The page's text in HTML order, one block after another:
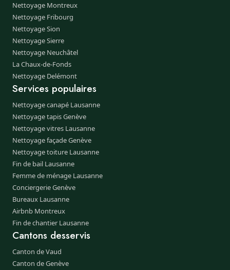
Nettoyage Montreux
Nettoyage Fribourg
Nettoyage Sion
Nettoyage Sierre
Nettoyage Neuchâtel
La Chaux-de-Fonds
Nettoyage Delémont
Services populaires
Nettoyage canapé Lausanne
Nettoyage tapis Genève
Nettoyage vitres Lausanne
Nettoyage façade Genève
Nettoyage toiture Lausanne
Fin de bail Lausanne
Femme de ménage Lausanne
Conciergerie Genève
Bureaux Lausanne
Airbnb Montreux
Fin de chantier Lausanne
Cantons desservis
Canton de Vaud
Canton de Genève